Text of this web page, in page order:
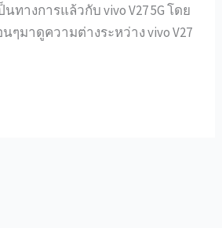
ทางการแล้วกับ vivo V27 5G โดย
ๆมาดูความต่างระหว่าง vivo V27